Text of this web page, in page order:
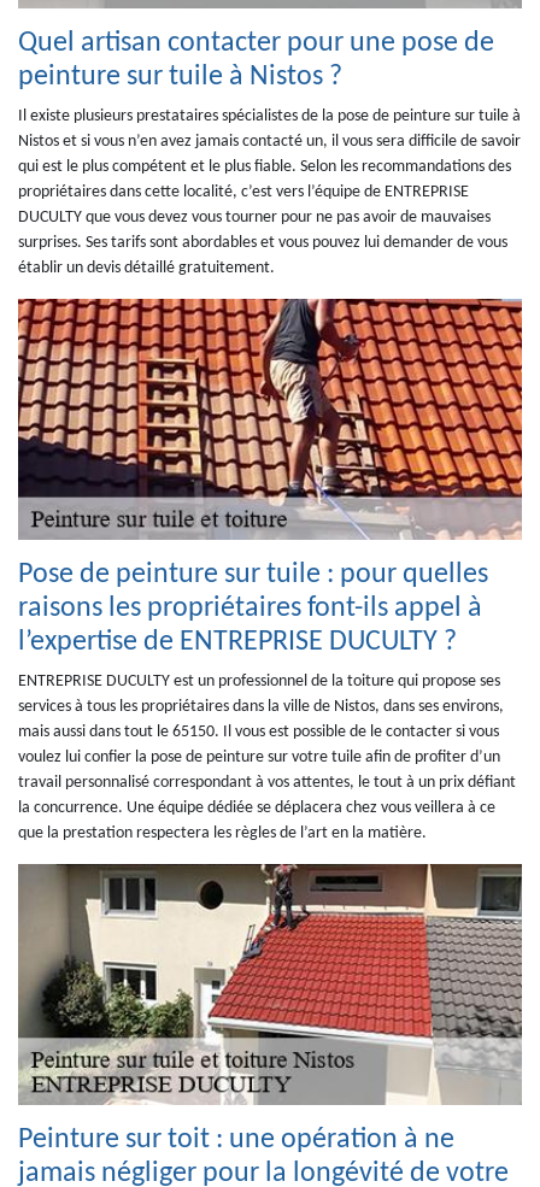
Quel artisan contacter pour une pose de
peinture sur tuile à Nistos ?
Il existe plusieurs prestataires spécialistes de la pose de peinture sur tuile à
Nistos et si vous n’en avez jamais contacté un, il vous sera difficile de savoir
qui est le plus compétent et le plus fiable. Selon les recommandations des
propriétaires dans cette localité, c’est vers l’équipe de ENTREPRISE
DUCULTY que vous devez vous tourner pour ne pas avoir de mauvaises
surprises. Ses tarifs sont abordables et vous pouvez lui demander de vous
établir un devis détaillé gratuitement.
Pose de peinture sur tuile : pour quelles
raisons les propriétaires font-ils appel à
l’expertise de ENTREPRISE DUCULTY ?
ENTREPRISE DUCULTY est un professionnel de la toiture qui propose ses
services à tous les propriétaires dans la ville de Nistos, dans ses environs,
mais aussi dans tout le 65150. Il vous est possible de le contacter si vous
voulez lui confier la pose de peinture sur votre tuile afin de profiter d’un
travail personnalisé correspondant à vos attentes, le tout à un prix défiant
la concurrence. Une équipe dédiée se déplacera chez vous veillera à ce
que la prestation respectera les règles de l’art en la matière.
Peinture sur toit : une opération à ne
jamais négliger pour la longévité de votre